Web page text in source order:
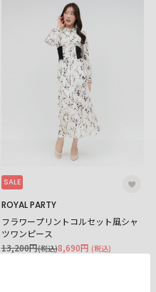
SALE
ROYAL PARTY
フラワープリントコルセット風シャ
ツワンピース
8,690円 (税込)
13,200円(税込)